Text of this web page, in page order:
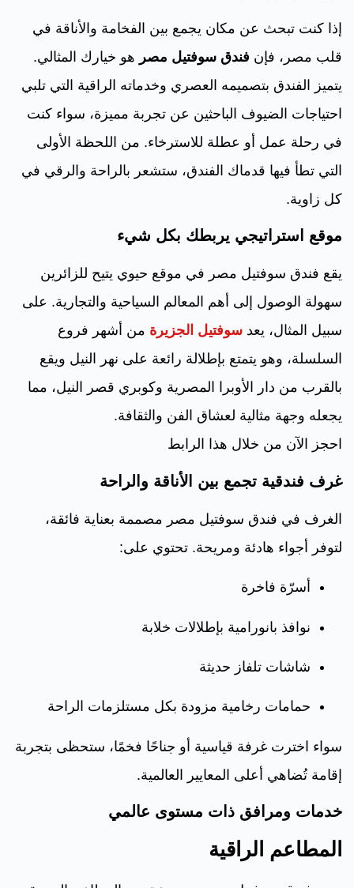
إذا كنت تبحث عن مكان يجمع بين الفخامة والأناقة في
قلب مصر، فإن فندق سوفتيل مصر هو خيارك المثالي.
يتميز الفندق بتصميمه العصري وخدماته الراقية التي تلبي
احتياجات الضيوف الباحثين عن تجربة مميزة، سواء كنت
في رحلة عمل أو عطلة للاسترخاء. من اللحظة الأولى
التي تطأ فيها قدماك الفندق، ستشعر بالراحة والرقي في
كل زاوية.
موقع استراتيجي يربطك بكل شيء
يقع فندق سوفتيل مصر في موقع حيوي يتيح للزائرين
سهولة الوصول إلى أهم المعالم السياحية والتجارية. على
سبيل المثال، يعد سوفتيل الجزيرة من أشهر فروع
السلسلة، وهو يتمتع بإطلالة رائعة على نهر النيل ويقع
بالقرب من دار الأوبرا المصرية وكوبري قصر النيل، مما
يجعله وجهة مثالية لعشاق الفن والثقافة.
احجز الآن من خلال هذا الرابط
غرف فندقية تجمع بين الأناقة والراحة
الغرف في فندق سوفتيل مصر مصممة بعناية فائقة،
لتوفر أجواء هادئة ومريحة. تحتوي على:
أسرّة فاخرة
نوافذ بانورامية بإطلالات خلابة
شاشات تلفاز حديثة
حمامات رخامية مزودة بكل مستلزمات الراحة
سواء اخترت غرفة قياسية أو جناحًا فخمًا، ستحظى بتجربة
إقامة تُضاهي أعلى المعايير العالمية.
خدمات ومرافق ذات مستوى عالمي
المطاعم الراقية